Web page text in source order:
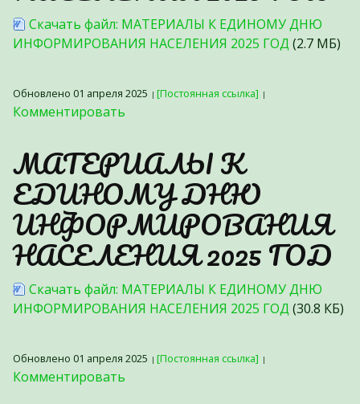
Скачать файл: МАТЕРИАЛЫ К ЕДИНОМУ ДНЮ
ИНФОРМИРОВАНИЯ НАСЕЛЕНИЯ 2025 ГОД (2.7 МБ)
Обновлено 01 апреля 2025 [Постоянная ссылка]
Комментировать
МАТЕРИАЛЫ К
ЕДИНОМУ ДНЮ
ИНФОРМИРОВАНИЯ
НАСЕЛЕНИЯ 2025 ГОД
Скачать файл: МАТЕРИАЛЫ К ЕДИНОМУ ДНЮ
ИНФОРМИРОВАНИЯ НАСЕЛЕНИЯ 2025 ГОД (30.8 КБ)
Обновлено 01 апреля 2025 [Постоянная ссылка]
Комментировать